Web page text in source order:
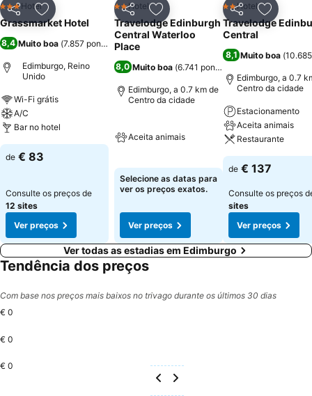
PartilharAdicionar aos favoritos
3 Estrelas
Hotel
Grassmarket Hotel
8,4 Muito boa (7.857 pontuações)
Edimburgo, Reino
Unido
Wi-Fi grátis
A/C
Bar no hotel
de € 83
Consulte os preços de
12 sites
Ver preços
PartilharAdicionar aos favoritos
2 Estrelas
Hotel
Travelodge Edinburgh
Central Waterloo
Place
8,0 Muito boa (6.741 pontuações
Edimburgo, a 0.7 km de
Centro da cidade
Aceita animais
Selecione as datas para
ver os preços exatos.
Ver preços
Partilhar
2 Estrelas
Hotel
Travelodge
Central
8,1 Muito boa (
Edimburgo, a 0.7
Centro da cidade
Estacionamento
Aceita animais
Restaurante
de € 137
Consulte os preços
sites
Ver preços
Ver todas as estadias em Edimburgo
Tendência dos preços
Com base nos preços mais baixos no trivago durante os últimos 30 dias
€ 0
€ 0
€ 0